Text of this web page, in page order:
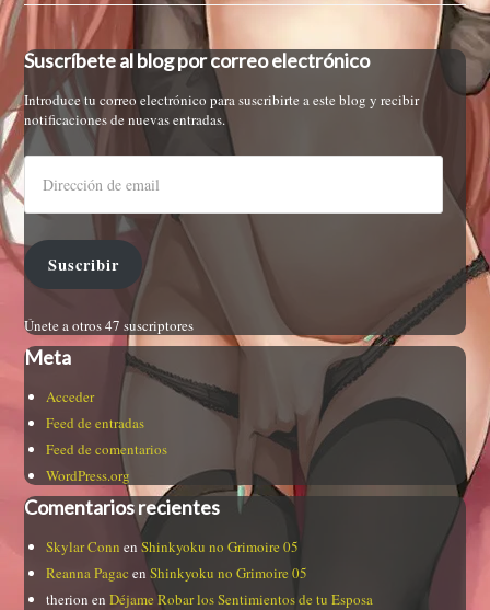
Suscríbete al blog por correo electrónico
Introduce tu correo electrónico para suscribirte a este blog y recibir
notificaciones de nuevas entradas.
Suscribir
Únete a otros 47 suscriptores
Meta
Acceder
Feed de entradas
Feed de comentarios
WordPress.org
Comentarios recientes
Skylar Conn enShinkyoku no Grimoire 05
Reanna Pagac enShinkyoku no Grimoire 05
therion enDéjame Robar los Sentimientos de tu Esposa